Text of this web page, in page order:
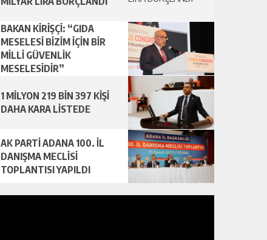
BAKAN KİRİŞÇİ: “GIDA
MESELESİ BİZİM İÇİN BİR
MİLLİ GÜVENLİK
MESELESİDİR”
1 MİLYON 219 BİN 397 KİŞİ
DAHA KARA LİSTEDE
AK PARTİ ADANA 100. İL
DANIŞMA MECLİSİ
TOPLANTISI YAPILDI